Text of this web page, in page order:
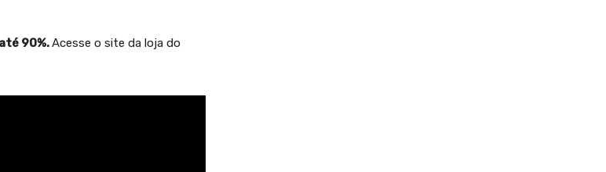
90%.Acesse o site da loja do